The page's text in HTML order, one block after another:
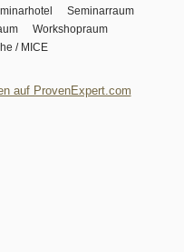
Seminarraum
Workshopraum
/ MICE
auf ProvenExpert.com